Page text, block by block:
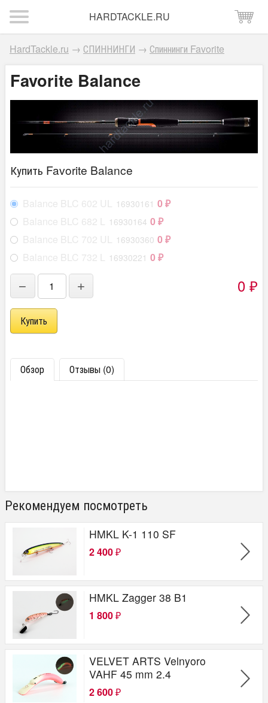
HARDTACKLE.RU
HardTackle.ru → СПИННИНГИ → Спиннинги Favorite
Favorite Balance
Купить Favorite Balance
Balance BLC 602 UL 16930161 0₽
Balance BLC 682 L 16930164 0₽
Balance BLC 702 UL 16930360 0₽
Balance BLC 732 L 16930221 0₽
− + 0 ₽
Обзор Отзывы (0)
Рекомендуем посмотреть
HMKL K-1 110 SF
2 400 ₽
HMKL Zagger 38 B1
1 800 ₽
VELVET ARTS Velnyoro
VAHF 45 mm 2.4
2 600 ₽